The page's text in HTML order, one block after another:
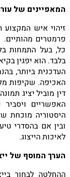
המאפיינים של
זיהוי איש
פרמטרים מהותיים.
כל, בעל התמחות
בלבד. הוא יפגין
העדכנית ביותר,
האכיפה. שקיפות
דין מוביל יציג
האפשריים
היסטוריה מוכחת
ובין אם בהסדרי
לאיכות הייצוג.
הערך המוסף של
ההחלטה לבחור